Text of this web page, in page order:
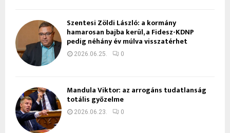
Szentesi Zöldi László: a kormány
hamarosan bajba kerül, a Fidesz-KDNP
pedig néhány év múlva visszatérhet
2026.06.25. 0
Mandula Viktor: az arrogáns tudatlanság
totális győzelme
2026.06.23. 0